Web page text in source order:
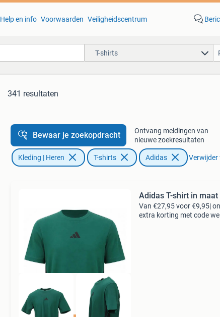
Help en info Voorwaarden Veiligheidscentrum
T-shirts
341 resultaten
Bewaar je zoekopdracht
Ontvang meldingen van
nieuwe zoekresultaten
Kleding | Heren T-shirts Adidas Verwijder
Adidas T-shirt in maat
Van €27,95 voor €9,95|
extra korting met code